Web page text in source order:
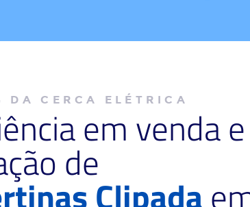
DA CERCA ELÉTRICA
em venda e
de
Clipada